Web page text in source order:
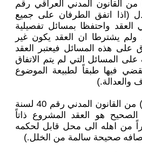
نص المادة (86/2) من القانون المدني العراقي رقم
1951 المعدل (اذا اتفق الطرفان على جميع
العقد واحتفظا بمسائل تفصيلية
ولم يشترطا ان العقد يكون غير
على هذه المسائل فيعتبر العقد
المسائل التي لم يتم الاتفاق
فيها طبقاً لطبيعة الموضوع
والعدالة.)
[8] نص المادة (133/1) من القانون المدني رقم 40 لسنة
الصحيح هو العقد المشروع ذاتاً
من اهله الى محل قابل لحكمه
صحيحة سالمة من الخلل.)